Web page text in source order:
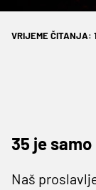
VRIJEME ČITANJA:
35 je
Naš